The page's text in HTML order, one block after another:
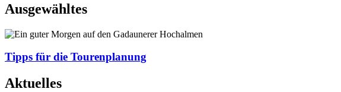
Ausgewähltes
Tipps für die Tourenplanung
Aktuelles